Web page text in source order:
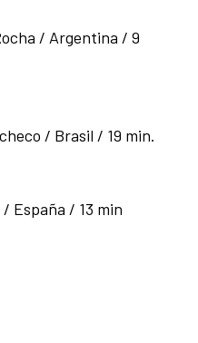
/ Argentina / 9
/ Brasil / 19 min.
España / 13 min